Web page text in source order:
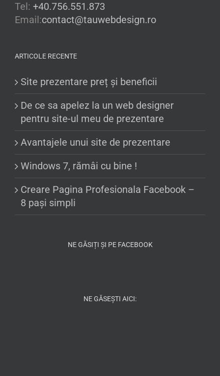
Tel: +40.756.551.873
Email:contact@tauwebdesign.ro
ARTICOLE RECENTE
Site prezentare preț și beneficii
De ce sa apelez la un web designer
pentru site-ul meu de prezentare
Avantajele unui site de prezentare
Windows 7, rămâi cu bine !
Creare Pagina Profesionala Facebook –
8 pași simpli
NE GĂSIȚI ȘI PE FACEBOOK
NE GĂSEȘTI AICI: